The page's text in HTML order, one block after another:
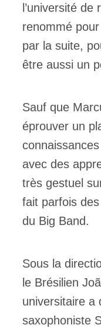
l’université
renommé
par la suite,
être aussi un
Sauf que
éprouver un
avec des
très gestuel
fait parfois
du Big Band.
Sous la
le Brésilien
universitaire a
saxophoniste